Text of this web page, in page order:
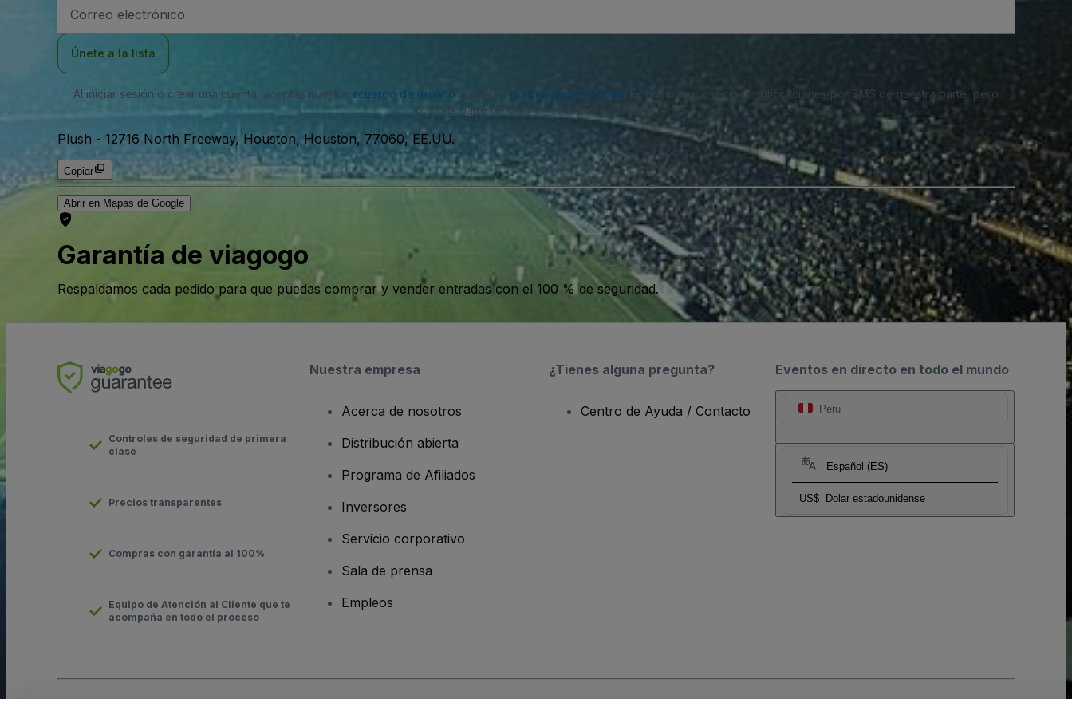
de
Únete a la lista
Al iniciar sesión o crear una cuenta, aceptas nuestro acuerdo de usuario y nuestra política de privacidad . Es posible que recibas notificaciones por SMS de nuestra parte, pero
puedes darte de baja en cualquier momento.
Plush - 12716 North Freeway, Houston, Houston, 77060, EE.UU.
Copiar
Abrir en Mapas de Google
Garantía de viagogo
Respaldamos cada pedido para que puedas comprar y vender entradas con el 100 % de seguridad.
Eventos en directo en todo el mundo
Peru
Español (ES)
US$ Dolar estadounidense
Controles de seguridad de primera
clase
Precios transparentes
Compras con garantía al 100%
Equipo de Atención al Cliente que te
acompaña en todo el proceso
Nuestra empresa
Acerca de nosotros
Distribución abierta
Programa de Afiliados
Inversores
Servicio corporativo
Sala de prensa
Empleos
¿Tienes alguna pregunta?
Centro de Ayuda / Contacto